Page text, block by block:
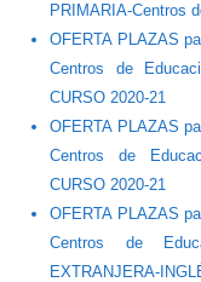
PRIMARIA-Centros
OFERTA PLAZAS
Centros de
CURSO 2020-21
OFERTA PLAZAS
Centros de
CURSO 2020-21
OFERTA PLAZAS
Centros de
EXTRANJERA-